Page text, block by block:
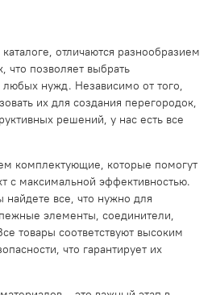
отличаются разнообразием
что позволяет выбрать
нужд. Независимо от того,
их для создания перегородок,
решений, у нас есть все
комплектующие, которые помогут
с максимальной эффективностью.
все, что нужно для
элементы, соединители,
товары соответствуют высоким
что гарантирует их